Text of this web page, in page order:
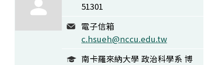
51301
電子信箱
c.hsueh@nccu.edu.tw
南卡羅來納大學 政治科學系 博